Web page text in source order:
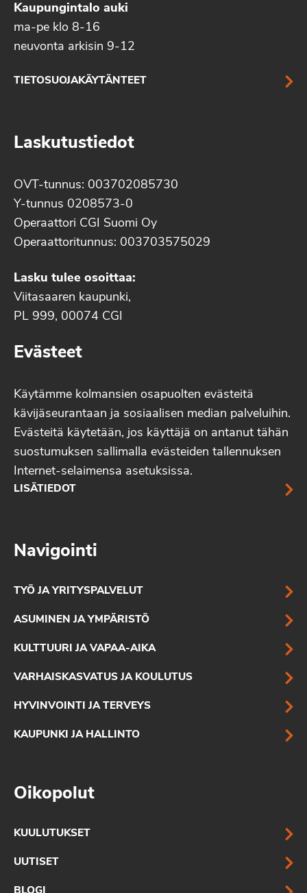
Kaupungintalo auki
ma-pe klo 8-16
neuvonta arkisin 9-12
TIETOSUOJAKÄYTÄNTEET
Laskutustiedot
OVT-tunnus: 003702085730
Y-tunnus 0208573-0
Operaattori CGI Suomi Oy
Operaattoritunnus: 003703575029
Lasku tulee osoittaa:
Viitasaaren kaupunki,
PL 999, 00074 CGI
Evästeet
Käytämme kolmansien osapuolten evästeitä
kävijäseurantaan ja sosiaalisen median palveluihin.
Evästeitä käytetään, jos käyttäjä on antanut tähän
suostumuksen sallimalla evästeiden tallennuksen
Internet-selaimensa asetuksissa.
LISÄTIEDOT
Navigointi
TYÖ JA YRITYSPALVELUT
ASUMINEN JA YMPÄRISTÖ
KULTTUURI JA VAPAA-AIKA
VARHAISKASVATUS JA KOULUTUS
HYVINVOINTI JA TERVEYS
KAUPUNKI JA HALLINTO
Oikopolut
KUULUTUKSET
UUTISET